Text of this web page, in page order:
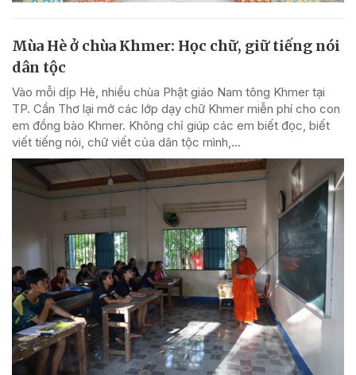
Mùa Hè ở chùa Khmer: Học chữ, giữ tiếng nói
dân tộc
Vào mỗi dịp Hè, nhiều chùa Phật giáo Nam tông Khmer tại
TP. Cần Thơ lại mở các lớp dạy chữ Khmer miễn phí cho con
em đồng bào Khmer. Không chỉ giúp các em biết đọc, biết
viết tiếng nói, chữ viết của dân tộc mình,...